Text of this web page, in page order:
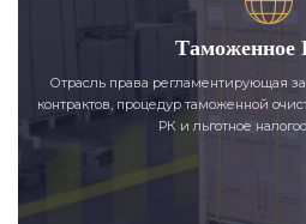
Таможенное
Отрасль права регламентирующая
контрактов, процедур таможенной
РК и льготное